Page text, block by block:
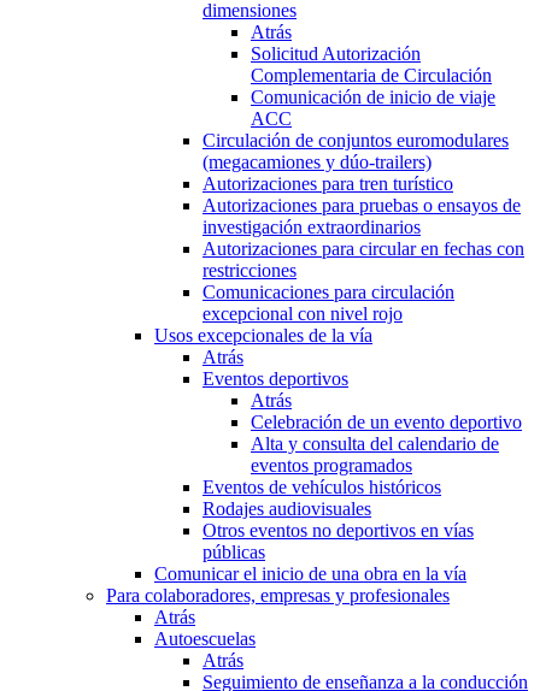
dimensiones
Atrás
Solicitud Autorización
Complementaria de Circulación
Comunicación de inicio de viaje
ACC
Circulación de conjuntos euromodulares
(megacamiones y dúo-trailers)
Autorizaciones para tren turístico
Autorizaciones para pruebas o ensayos de
investigación extraordinarios
Autorizaciones para circular en fechas con
restricciones
Comunicaciones para circulación
excepcional con nivel rojo
Usos excepcionales de la vía
Atrás
Eventos deportivos
Atrás
Celebración de un evento deportivo
Alta y consulta del calendario de
eventos programados
Eventos de vehículos históricos
Rodajes audiovisuales
Otros eventos no deportivos en vías
públicas
Comunicar el inicio de una obra en la vía
Para colaboradores, empresas y profesionales
Atrás
Autoescuelas
Atrás
Seguimiento de enseñanza a la conducción